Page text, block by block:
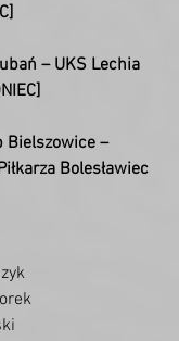
– UKS Lechia
Bielszowice –
Bolesławiec